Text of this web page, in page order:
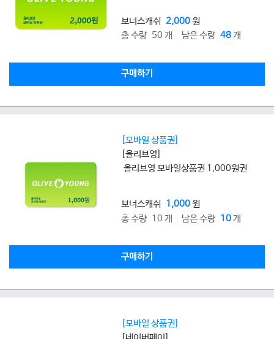
보너스캐쉬 2,000원
총 수량 50 개
남은 수량 48개
구매하기
[모바일 상품권]
[올리브영]
올리브영 모바일상품권 1,000원권
보너스캐쉬 1,000원
총 수량 10 개
남은 수량 10개
구매하기
[모바일 상품권]